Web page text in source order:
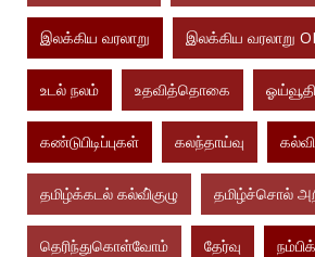
இலக்கிய வரலாறு இலக்கிய வரலாறு
உடல் நலம் உதவித்தொகை
கண்டுபிடிப்புகள் கலந்தாய்வு
தமிழ்க்கடல் கல்வி்குழு தமிழ்ச்சொல்
தெரிந்துகொள்வோம் தேர்வு